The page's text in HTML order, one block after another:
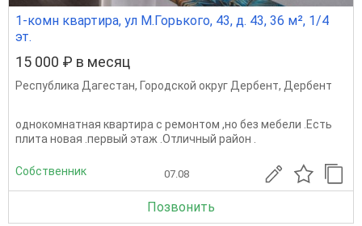
1-комн квартира, ул М.Горького, 43, д. 43, 36 м², 1/4
эт.
15 000 ₽ в месяц
Республика Дагестан, Городской округ Дербент, Дербент
однокомнатная квартира с ремонтом ,но без мебели .Есть
плита новая .первый этаж .Отличный район .
Собственник 07.08
Позвонить